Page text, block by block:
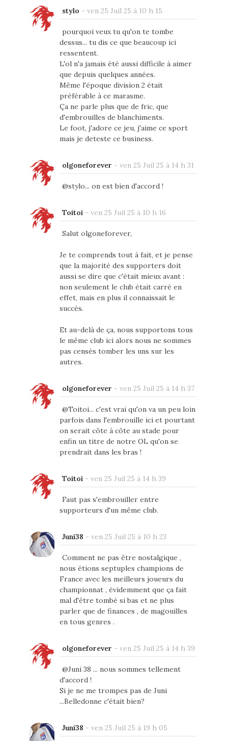
stylo - ven 25 Juil 25 à 10 h 15
pourquoi veux tu qu'on te tombe
dessus... tu dis ce que beaucoup ici
ressentent.
L'ol n'a jamais été aussi difficile à aimer
que depuis quelques années.
Même l'époque division 2 était
préférable à ce marasme.
Ça ne parle plus que de fric, que
d'embrouilles de blanchiments.
Le foot, j'adore ce jeu, j'aime ce sport
mais je deteste ce business.
olgoneforever - ven 25 Juil 25 à 14 h 31
@stylo... on est bien d'accord !
Toitoi - ven 25 Juil 25 à 10 h 16
Salut olgoneforever,
Je te comprends tout à fait, et je pense
que la majorité des supporters doit
aussi se dire que c'était mieux avant :
non seulement le club était carré en
effet, mais en plus il connaissait le
succès.
Et au-delà de ça, nous supportons tous
le même club ici alors nous ne sommes
pas censés tomber les uns sur les
autres.
olgoneforever - ven 25 Juil 25 à 14 h 37
@Toitoi... c'est vrai qu'on va un peu loin
parfois dans l'embrouille ici et pourtant
on serait côte à côte au stade pour
enfin un titre de notre OL qu'on se
prendrait dans les bras !
Toitoi - ven 25 Juil 25 à 14 h 39
Faut pas s'embrouiller entre
supporteurs d'un même club.
Juni38 - ven 25 Juil 25 à 10 h 23
Comment ne pas être nostalgique ,
nous étions septuples champions de
France avec les meilleurs joueurs du
championnat , évidemment que ça fait
mal d'être tombé si bas et ne plus
parler que de finances , de magouilles
en tous genres .
olgoneforever - ven 25 Juil 25 à 14 h 39
@Juni 38 ... nous sommes tellement
d'accord !
Si je ne me trompes pas de Juni
...Belledonne c'était bien?
Juni38 - ven 25 Juil 25 à 19 h 05